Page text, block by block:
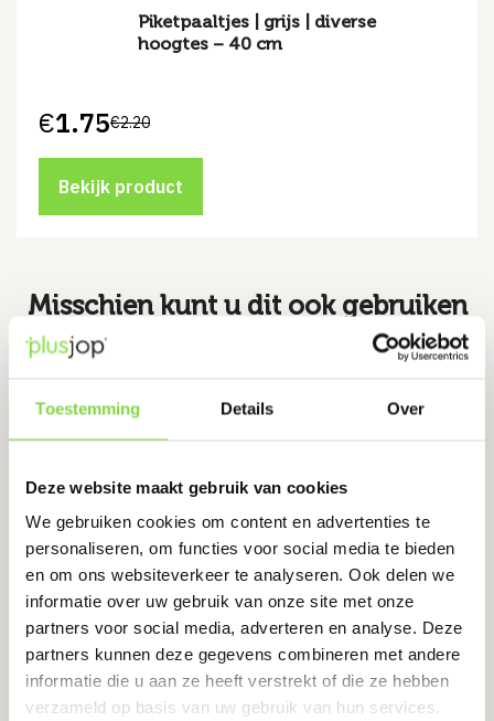
Toestemming Details Over
Deze website maakt gebruik van cookies
We gebruiken cookies om content en advertenties te
personaliseren, om functies voor social media te bieden
en om ons websiteverkeer te analyseren. Ook delen we
informatie over uw gebruik van onze site met onze
partners voor social media, adverteren en analyse. Deze
partners kunnen deze gegevens combineren met andere
informatie die u aan ze heeft verstrekt of die ze hebben
verzameld op basis van uw gebruik van hun services.
Piketpaaltjes | grijs | diverse
hoogtes – 40 cm
€2.20
Oorspronkelijke
was:
€2.20.
€1.75
Huidige
is:
€1.75.
Bekijk product
Misschien kunt u dit ook gebruiken
Vijvermanddoekjes, 60 x 60 cm,
zak à 3 stuks
€9.04
Bekijk product
ADgreen kleefband, 100 mm, l = 50
meter, groen